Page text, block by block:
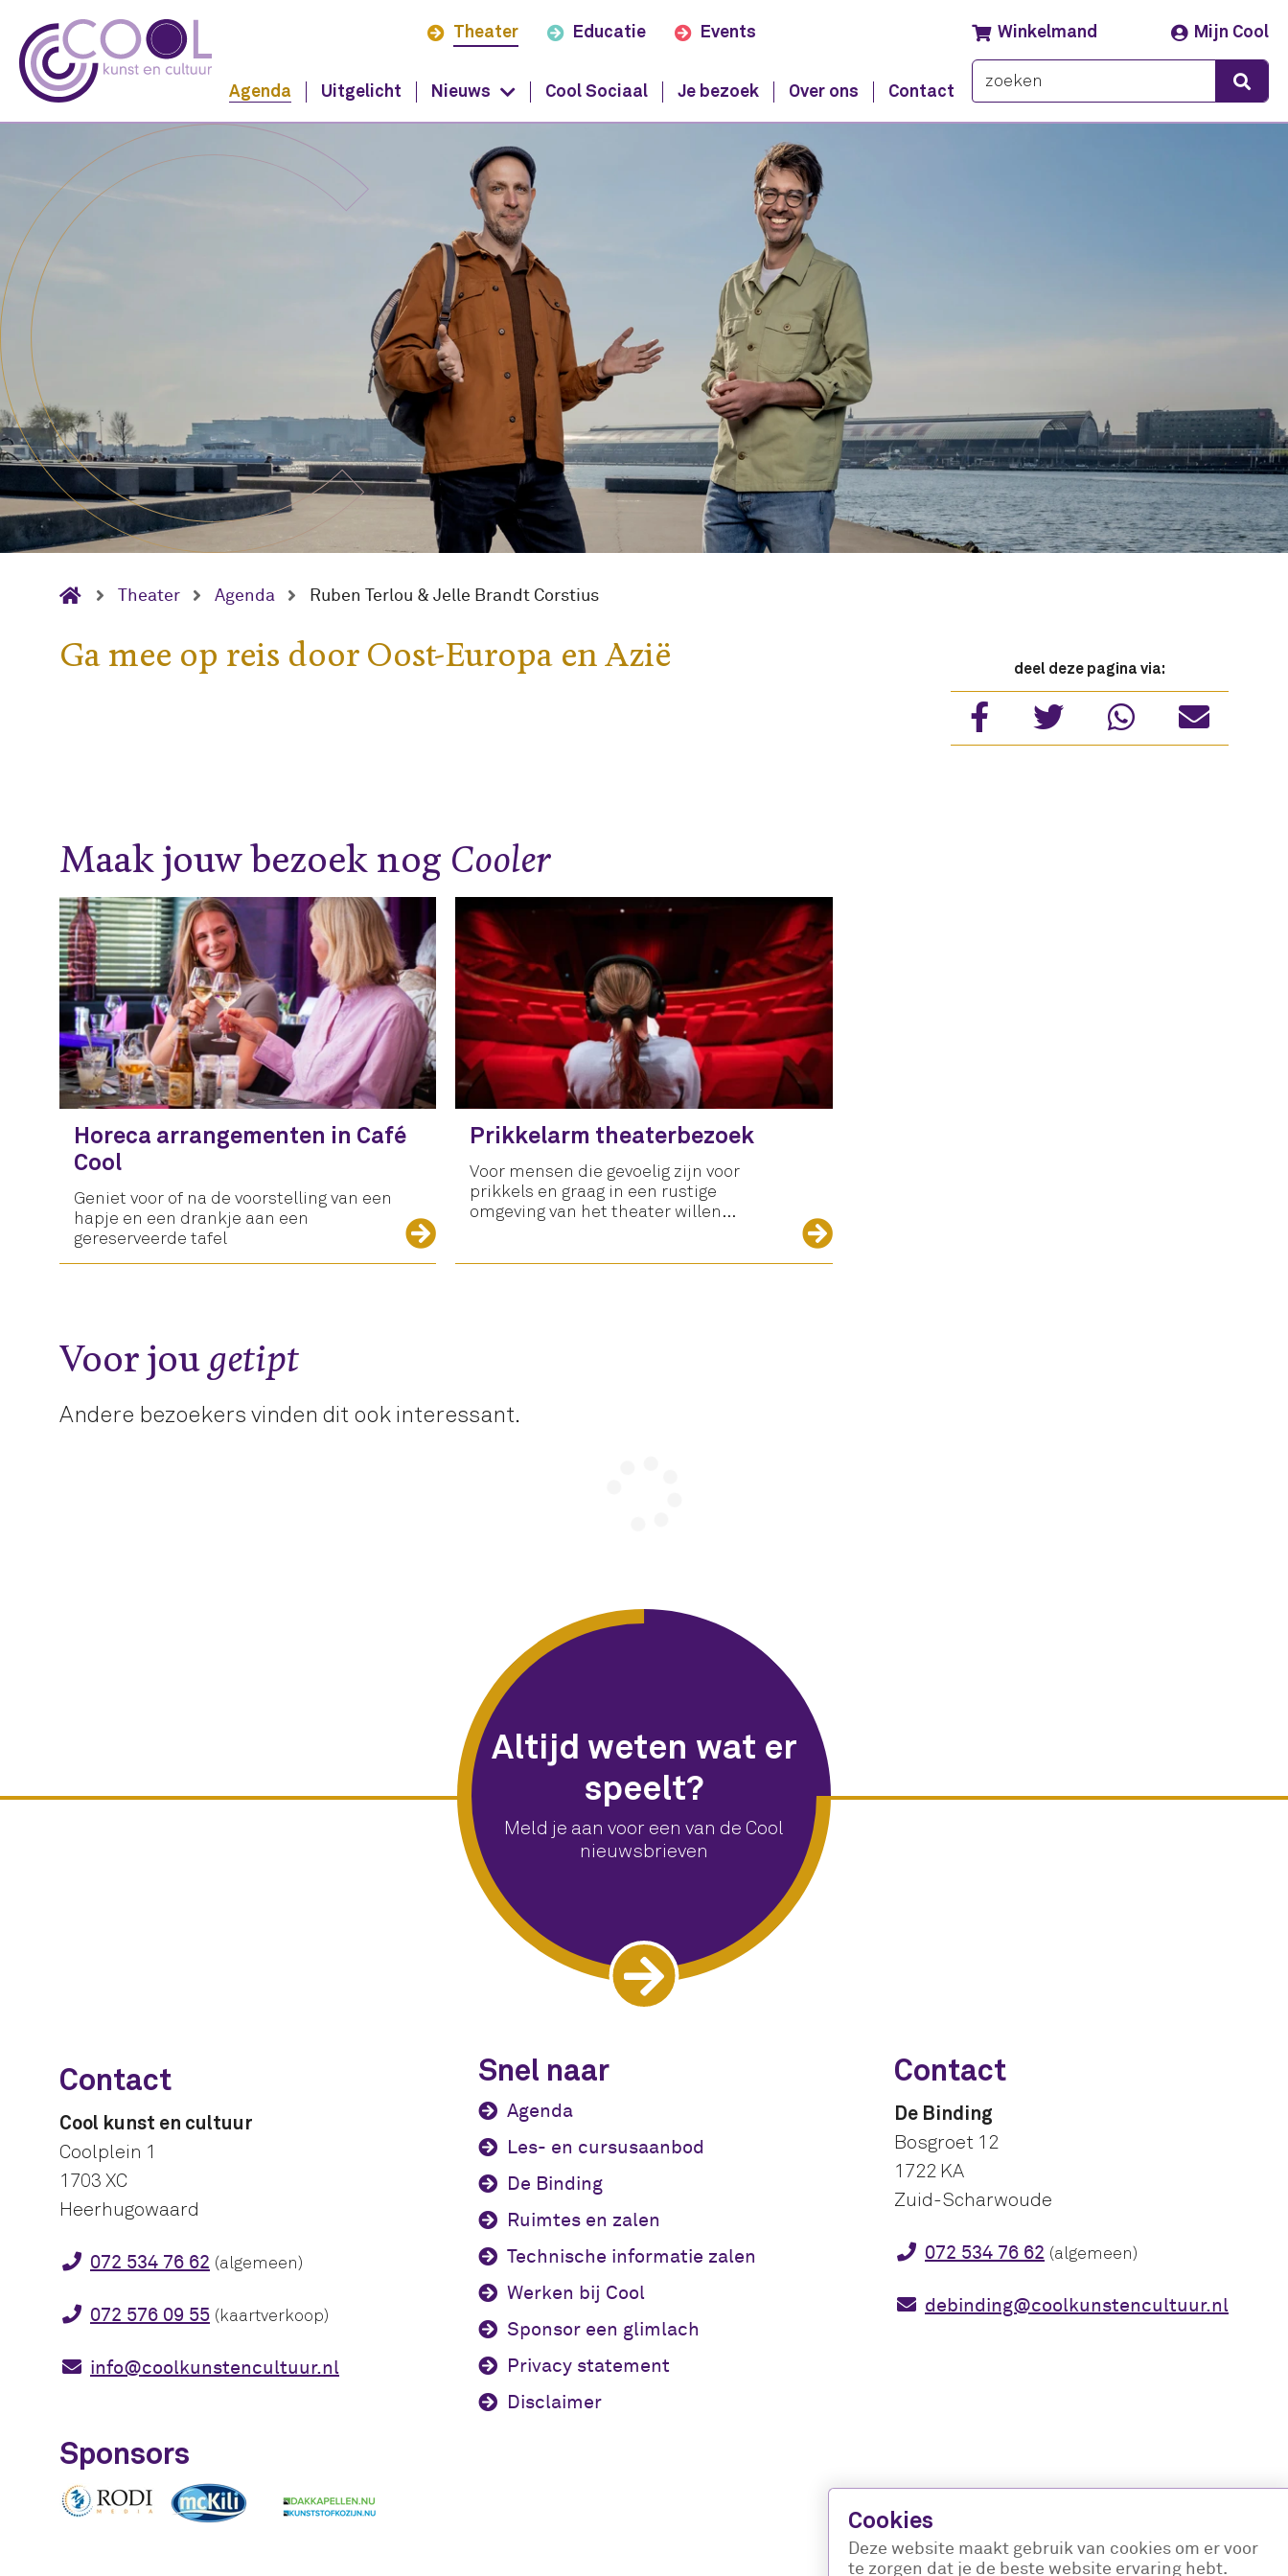
Navigeer naar content
Theater Educatie Events
Agenda Uitgelicht Nieuws Cool Sociaal Je bezoek Over ons Contact
Winkelmand Mijn Cool
Theater Agenda Ruben Terlou & Jelle Brandt Corstius
Ga mee op reis door Oost-Europa en Azië deel deze pagina via:
Maak jouw bezoek nog Cooler
Horeca arrangementen in Café
Cool
Geniet voor of na de voorstelling van een
hapje en een drankje aan een
gereserveerde tafel
Prikkelarm theaterbezoek
Voor mensen die gevoelig zijn voor
prikkels en graag in een rustige
omgeving van het theater willen
Voor jou getipt
Andere bezoekers vinden dit ook interessant.
Altijd weten wat er
speelt?
Meld je aan voor een van de Cool
nieuwsbrieven
Contact
Cool kunst en cultuur
Coolplein 1
1703 XC
Heerhugowaard
072 534 76 62 (algemeen)
072 576 09 55 (kaartverkoop)
info@coolkunstencultuur.nl
Snel naar
Agenda
Les- en cursusaanbod
De Binding
Ruimtes en zalen
Technische informatie zalen
Werken bij Cool
Sponsor een glimlach
Privacy statement
Disclaimer
Contact
De Binding
Bosgroet 12
1722 KA
Zuid-Scharwoude
072 534 76 62 (algemeen)
debinding@coolkunstencultuur.nl
Sponsors
Cookies
Deze website maakt gebruik van cookies om er voor
te zorgen dat je de beste website ervaring hebt.